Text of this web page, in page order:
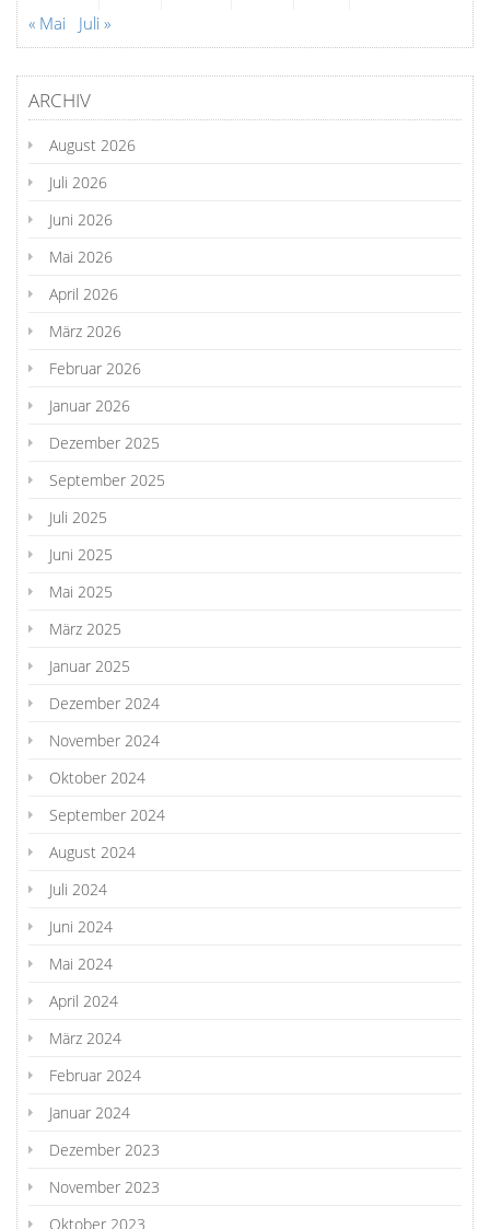
« Mai Juli »
ARCHIV
August 2026
Juli 2026
Juni 2026
Mai 2026
April 2026
März 2026
Februar 2026
Januar 2026
Dezember 2025
September 2025
Juli 2025
Juni 2025
Mai 2025
März 2025
Januar 2025
Dezember 2024
November 2024
Oktober 2024
September 2024
August 2024
Juli 2024
Juni 2024
Mai 2024
April 2024
März 2024
Februar 2024
Januar 2024
Dezember 2023
November 2023
Oktober 2023